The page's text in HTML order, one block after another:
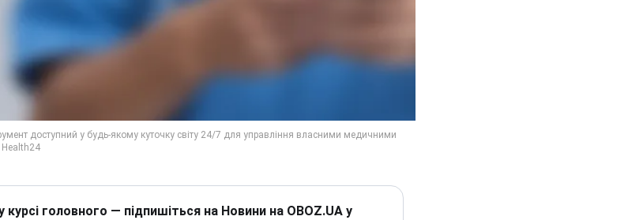
головного — підпишіться на Новини на OBOZ.UA у